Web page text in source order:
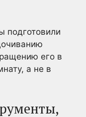
подготовили
его в
а не в